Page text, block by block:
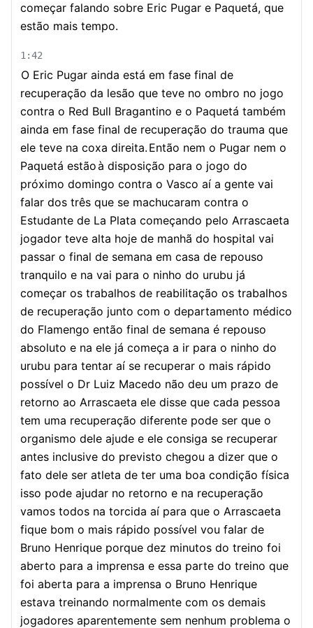
começar falando sobre Eric Pugar e Paquetá, que
estão mais tempo.
1:42
O Eric Pugar ainda está em fase final de
recuperação da lesão que teve no ombro no jogo
contra o Red Bull Bragantino e o Paquetá também
ainda em fase final de recuperação do trauma que
ele teve na coxa direita. Então nem o Pugar nem o
Paquetá estãoà disposição para o jogo do
próximo domingo contra o Vasco aí a gente vai
falar dos três que se machucaram contra o
Estudante de La Plata começando pelo Arrascaeta
jogador teve alta hoje de manhã do hospital vai
passar o final de semana em casa de repouso
tranquilo e na vai para o ninho do urubu já
começar os trabalhos de reabilitação os trabalhos
de recuperação junto com o departamento médico
do Flamengo então final de semana é repouso
absoluto e na ele já começa a ir para o ninho do
urubu para tentar aí se recuperar o mais rápido
possível o Dr Luiz Macedo não deu um prazo de
retorno ao Arrascaeta ele disse que cada pessoa
tem uma recuperação diferente pode ser que o
organismo dele ajude e ele consiga se recuperar
antes inclusive do previsto chegou a dizer que o
fato dele ser atleta de ter uma boa condição física
isso pode ajudar no retorno e na recuperação
vamos todos na torcida aí para que o Arrascaeta
fique bom o mais rápido possível vou falar de
Bruno Henrique porque dez minutos do treino foi
aberto para a imprensa e essa parte do treino que
foi aberta para a imprensa o Bruno Henrique
estava treinando normalmente com os demais
jogadores aparentemente sem nenhum problema o